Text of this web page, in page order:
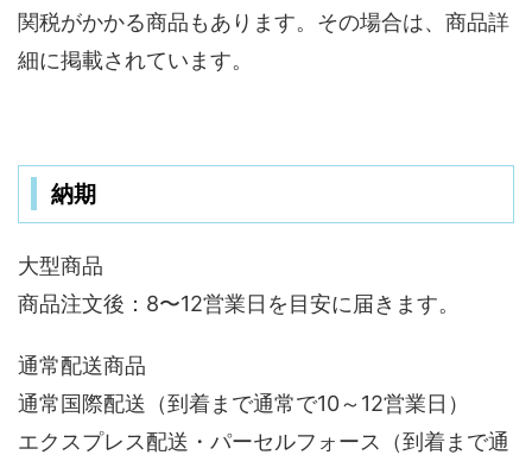
関税がかかる商品もあります。その場合は、商品詳
細に掲載されています。
納期
大型商品
商品注文後：8〜12営業日を目安に届きます。
通常配送商品
通常国際配送（到着まで通常で10～12営業日）
エクスプレス配送・パーセルフォース（到着まで通